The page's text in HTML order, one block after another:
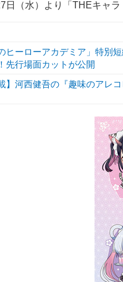
日（水）より「THEキャ
ヒーローアカデミア」特別
先行場面カットが公開
】河西健吾の『趣味のアレコ